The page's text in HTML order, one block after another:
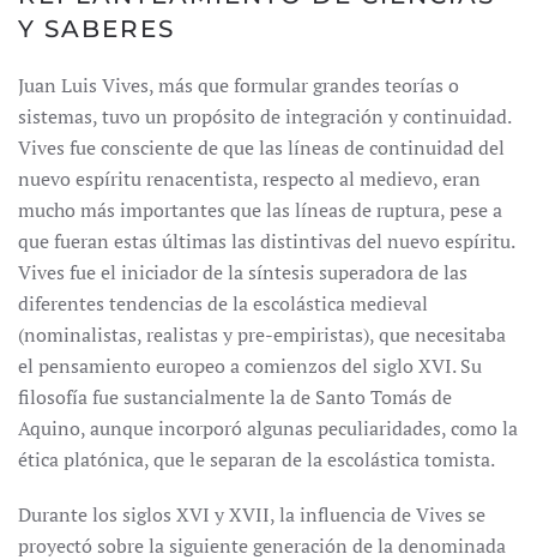
Y SABERES
Juan Luis Vives, más que formular grandes teorías o
sistemas, tuvo un propósito de integración y continuidad.
Vives fue consciente de que las líneas de continuidad del
nuevo espíritu renacentista, respecto al medievo, eran
mucho más importantes que las líneas de ruptura, pese a
que fueran estas últimas las distintivas del nuevo espíritu.
Vives fue el iniciador de la síntesis superadora de las
diferentes tendencias de la escolástica medieval
(nominalistas, realistas y pre-empiristas), que necesitaba
el pensamiento europeo a comienzos del siglo XVI. Su
filosofía fue sustancialmente la de Santo Tomás de
Aquino, aunque incorporó algunas peculiaridades, como la
ética platónica, que le separan de la escolástica tomista.
Durante los siglos XVI y XVII, la influencia de Vives se
proyectó sobre la siguiente generación de la denominada